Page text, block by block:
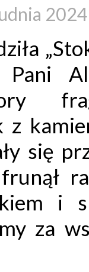
2024
Pani
się
i
za